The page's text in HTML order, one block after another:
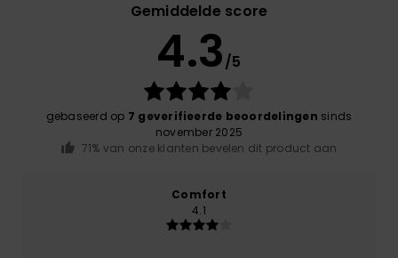
Gemiddelde score
4.3/5
gebaseerd op 7 geverifieerde beoordelingen sinds
november 2025
71% van onze klanten bevelen dit product aan
Comfort
4.1